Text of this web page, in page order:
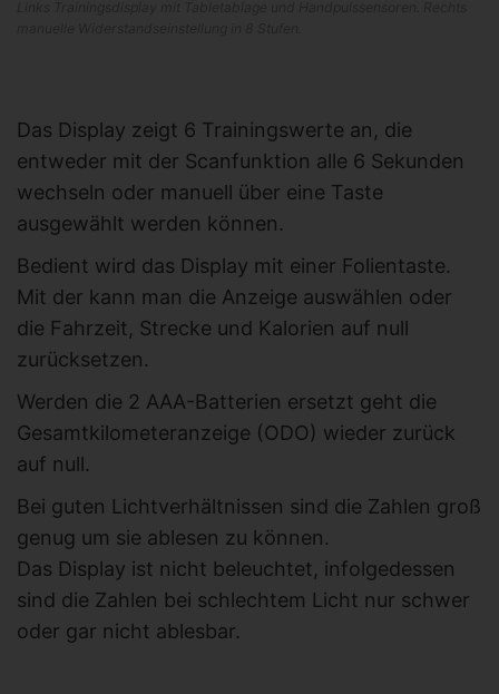
Das Display zeigt 6 Trainingswerte an, die
entweder mit der Scanfunktion alle 6 Sekunden
wechseln oder manuell über eine Taste
ausgewählt werden können.
Bedient wird das Display mit einer Folientaste.
Mit der kann man die Anzeige auswählen oder
die Fahrzeit, Strecke und Kalorien auf null
zurücksetzen.
Werden die 2 AAA-Batterien ersetzt geht die
Gesamtkilometeranzeige (ODO) wieder zurück
auf null.
Bei guten Lichtverhältnissen sind die Zahlen groß
genug um sie ablesen zu können.
Das Display ist nicht beleuchtet, infolgedessen
sind die Zahlen bei schlechtem Licht nur schwer
oder gar nicht ablesbar.